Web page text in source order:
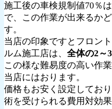
施工後の車検規制値70％
で、この作業が出来るか
す。
当店の印象ですとフロン
ルム施工店は、 全体の2～
この様な難易度の高い作
当店にはおります。
価格もお安く設定してお
術を受けられる費用対効